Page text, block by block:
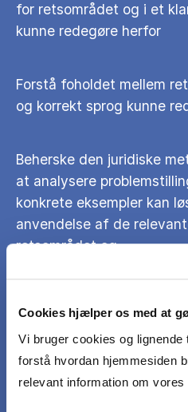
Cookies hjælper os med at
Vi bruger cookies og lignende
forstå hvordan hjemmesiden
relevant information om
for retsområdet og i et
kunne redegøre herfor
Forstå foholdet mellem
og korrekt sprog kunne
Beherske den juridiske
at analysere
konkrete eksempler kan
anvendelse af de
retsområdet og
virksomheder gennem
kan opnå moms- og